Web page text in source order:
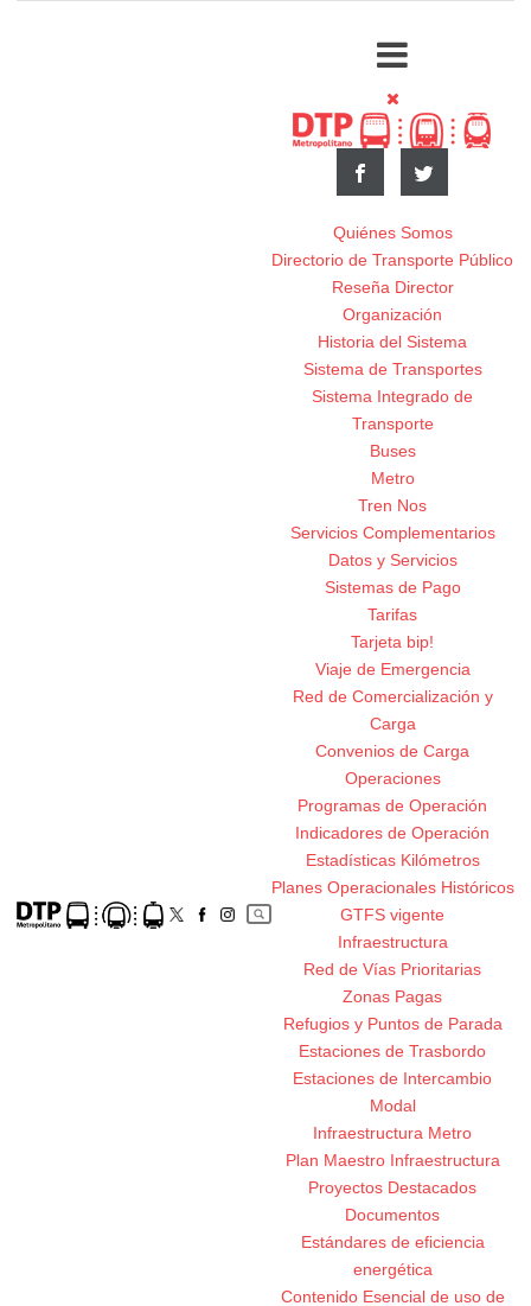
Quiénes Somos
Directorio de Transporte Público
Reseña Director
Organización
Historia del Sistema
Sistema de Transportes
Sistema Integrado de
Transporte
Buses
Metro
Tren Nos
Servicios Complementarios
Datos y Servicios
Sistemas de Pago
Tarifas
Tarjeta bip!
Viaje de Emergencia
Red de Comercialización y
Carga
Convenios de Carga
Operaciones
Programas de Operación
Indicadores de Operación
Estadísticas Kilómetros
Planes Operacionales Históricos
GTFS vigente
Infraestructura
Red de Vías Prioritarias
Zonas Pagas
Refugios y Puntos de Parada
Estaciones de Trasbordo
Estaciones de Intercambio
Modal
Infraestructura Metro
Plan Maestro Infraestructura
Proyectos Destacados
Documentos
Estándares de eficiencia
energética
Contenido Esencial de uso de